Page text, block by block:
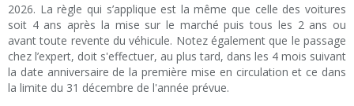
2026. La règle qui s’applique est la même que celle des voitures
soit 4 ans après la mise sur le marché puis tous les 2 ans ou
avant toute revente du véhicule. Notez également que le passage
chez l’expert, doit s'effectuer, au plus tard, dans les 4 mois suivant
la date anniversaire de la première mise en circulation et ce dans
la limite du 31 décembre de l'année prévue.